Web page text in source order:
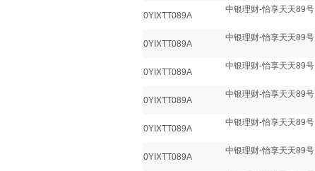
0YIXTT089A
中银理财-怡享天天89号
0YIXTT089A
中银理财-怡享天天89号
0YIXTT089A
中银理财-怡享天天89号
0YIXTT089A
中银理财-怡享天天89号
0YIXTT089A
中银理财-怡享天天89号
0YIXTT089A
中银理财-怡享天天89号